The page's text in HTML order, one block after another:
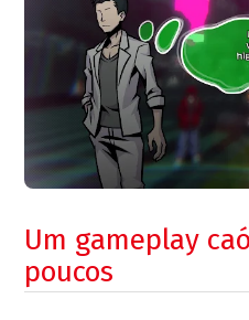
Um gameplay
poucos